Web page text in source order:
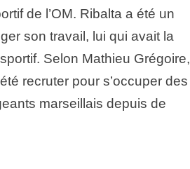
de l’OM. Ribalta a été un
son travail, lui qui avait la
Selon Mathieu Grégoire,
recruter pour s’occuper des
marseillais depuis de